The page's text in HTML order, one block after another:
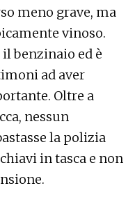
meno grave, ma
vinoso.
benzinaio ed è
ad aver
Oltre a
nessun
la polizia
in tasca e non